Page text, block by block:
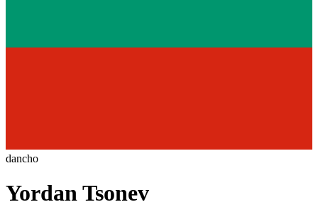
dancho
Yordan Tsonev